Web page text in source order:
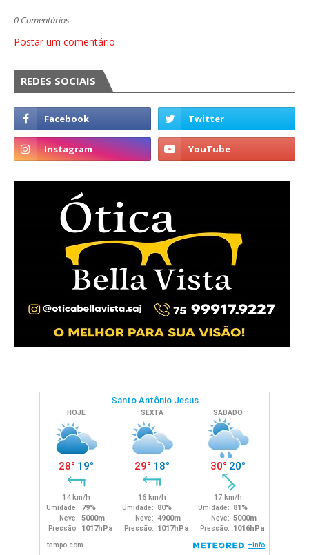
0 Comentários
Postar um comentário
REDES SOCIAIS